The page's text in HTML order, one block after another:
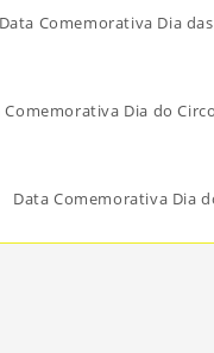
Data Comemorativa Dia
Comemorativa Dia do Circo
Data Comemorativa Dia